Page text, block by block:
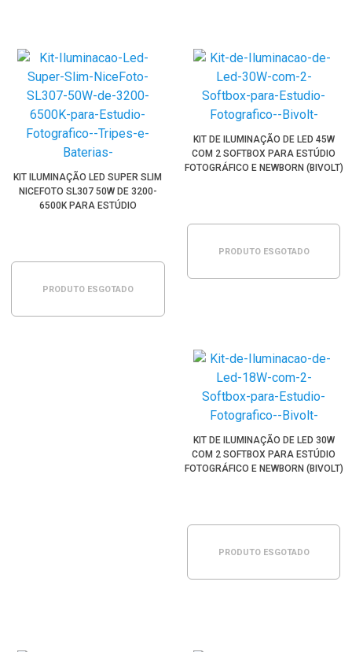
KIT ILUMINAÇÃO LED SUPER SLIM
NICEFOTO SL307 50W DE 3200-
6500K PARA ESTÚDIO
PRODUTO ESGOTADO
KIT DE ILUMINAÇÃO DE LED 45W
COM 2 SOFTBOX PARA ESTÚDIO
FOTOGRÁFICO E NEWBORN (BIVOLT)
PRODUTO ESGOTADO
KIT DE ILUMINAÇÃO DE LED 30W
COM 2 SOFTBOX PARA ESTÚDIO
FOTOGRÁFICO E NEWBORN (BIVOLT)
PRODUTO ESGOTADO